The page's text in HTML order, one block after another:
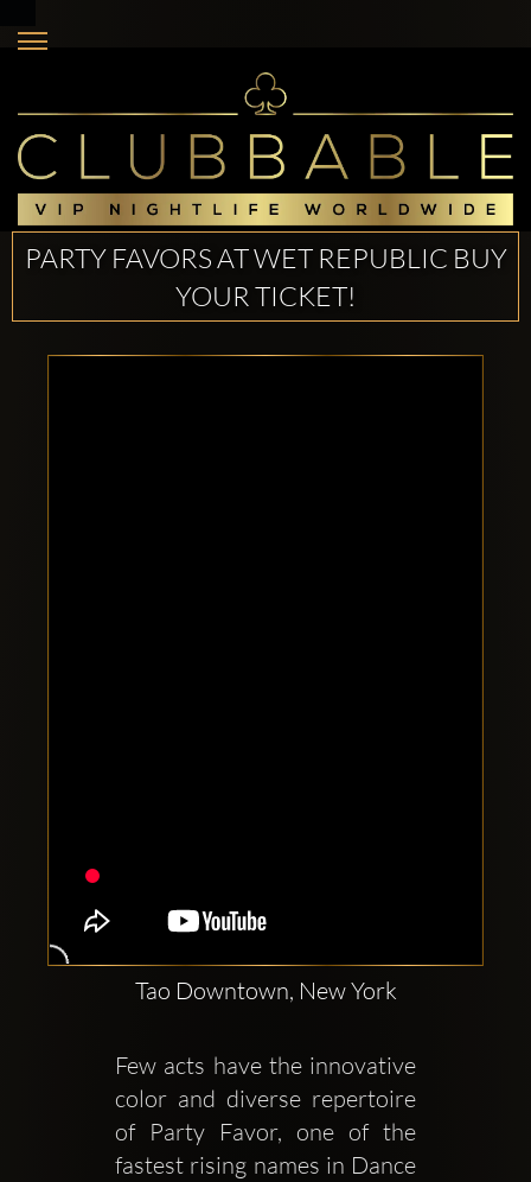
PARTY FAVORS AT WET REPUBLIC BUY
YOUR TICKET!
Tao Downtown, New York
Few acts have the innovative
color and diverse repertoire
of Party Favor, one of the
fastest rising names in Dance